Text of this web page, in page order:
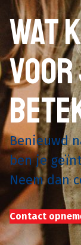
Wat
Benieuwd
ben je
Neem dan
Contact